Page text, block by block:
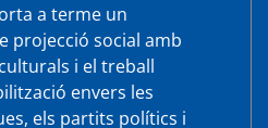
a terme un
projecció social amb
i el treball
envers les
els partits polítics i